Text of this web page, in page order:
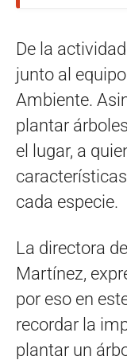
De la
junto al
Ambiente.
plantar
el lugar, a
cada especie.
La directora
Martínez,
por eso en
recordar la
plantar un